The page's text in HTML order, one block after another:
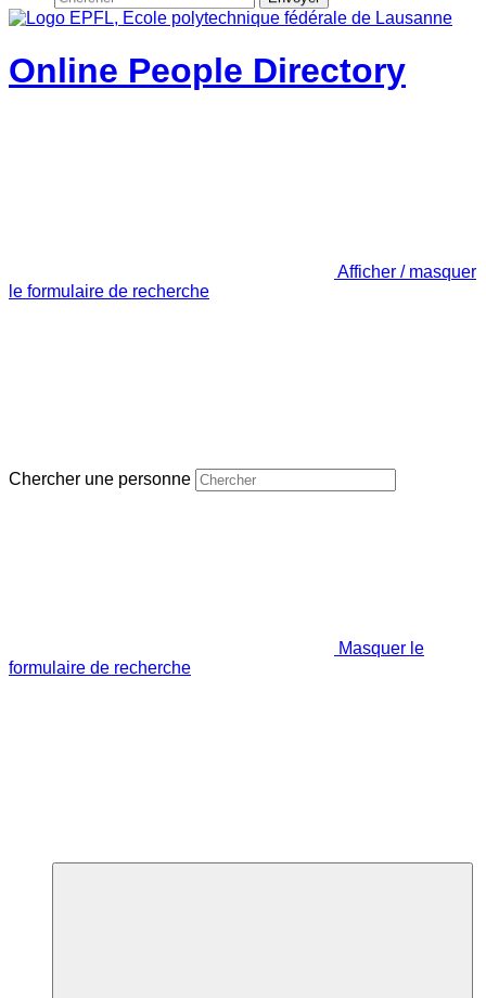
Online People Directory
Afficher / masquer
le formulaire de recherche
Chercher une personne
Masquer le
formulaire de recherche